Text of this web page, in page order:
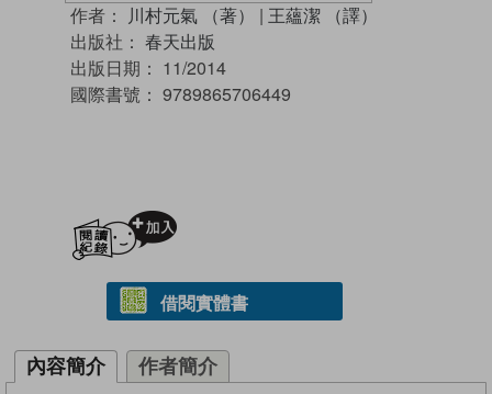
作者： 川村元氣 （著） | 王蘊潔 （譯）
出版社： 春天出版
出版日期： 11/2014
國際書號： 9789865706449
借閱實體書
內容簡介 作者簡介